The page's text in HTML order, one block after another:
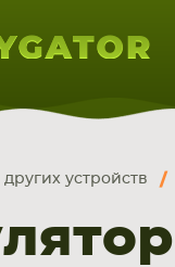
НОУТБУКА
ПЛАНШЕТА
СМАРТФОНА
устройств